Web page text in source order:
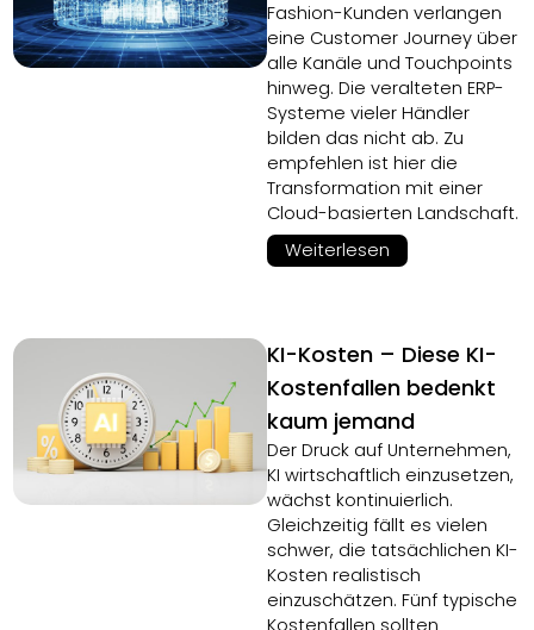
Fashion-Kunden verlangen
eine Customer Journey über
alle Kanäle und Touchpoints
hinweg. Die veralteten ERP-
Systeme vieler Händler
bilden das nicht ab. Zu
empfehlen ist hier die
Transformation mit einer
Cloud-basierten Landschaft.
Weiterlesen
KI-Kosten – Diese KI-
Kostenfallen bedenkt
kaum jemand
Der Druck auf Unternehmen,
KI wirtschaftlich einzusetzen,
wächst kontinuierlich.
Gleichzeitig fällt es vielen
schwer, die tatsächlichen KI-
Kosten realistisch
einzuschätzen. Fünf typische
Kostenfallen sollten